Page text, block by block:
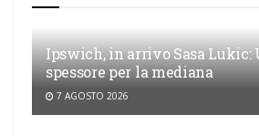
Ipswich, in arrivo Sasa Lukic:
spessore per la mediana
7 AGOSTO 2026